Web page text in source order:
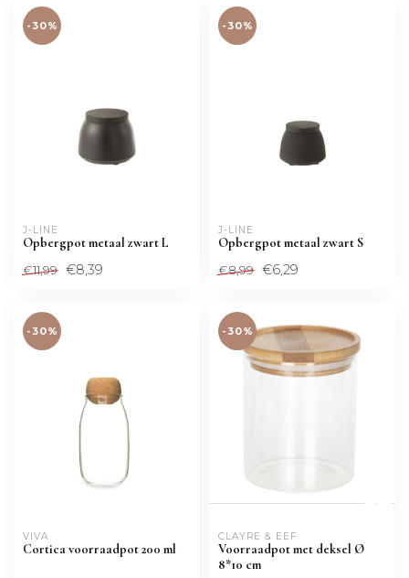
-30%
J-LINE
Opbergpot metaal zwart L
€11,99 €8,39
-30%
J-LINE
Opbergpot metaal zwart S
€8,99 €6,29
-30%
VIVA
Cortica voorraadpot 200 ml
-30%
CLAYRE & EEF
Voorraadpot met deksel Ø
8*10 cm